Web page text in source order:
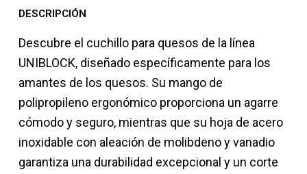
DESCRIPCIÓN
Descubre el cuchillo para quesos de la línea
UNIBLOCK, diseñado específicamente para los
amantes de los quesos. Su mango de
polipropileno ergonómico proporciona un agarre
cómodo y seguro, mientras que su hoja de acero
inoxidable con aleación de molibdeno y vanadio
garantiza una durabilidad excepcional y un corte